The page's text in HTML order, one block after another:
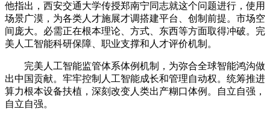
他指出，西安交通大学传授郑南宁同志就这个问题进行，使用
场景广漠，为各类人才施展才调搭建平台、创制前提。市场空
间庞大。必需正在根本理论、方式、东西等方面取得冲破。完
美人工智能科研保障、职业支撑和人才评价机制。
完美人工智能监管体系体例机制，为弥合全球智能鸿沟做
出中国贡献。牢牢控制人工智能成长和管理自动权。统筹推进
算力根本设备扶植，深刻改变人类出产糊口体例。自立自强，
自立自强。